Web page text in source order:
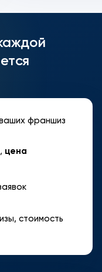
франшиз
цена
стоимость